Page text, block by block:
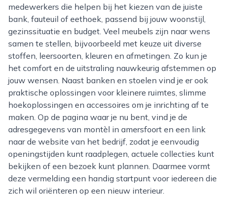
medewerkers die helpen bij het kiezen van de juiste
bank, fauteuil of eethoek, passend bij jouw woonstijl,
gezinssituatie en budget. Veel meubels zijn naar wens
samen te stellen, bijvoorbeeld met keuze uit diverse
stoffen, leersoorten, kleuren en afmetingen. Zo kun je
het comfort en de uitstraling nauwkeurig afstemmen op
jouw wensen. Naast banken en stoelen vind je er ook
praktische oplossingen voor kleinere ruimtes, slimme
hoekoplossingen en accessoires om je inrichting af te
maken. Op de pagina waar je nu bent, vind je de
adresgegevens van montèl in amersfoort en een link
naar de website van het bedrijf, zodat je eenvoudig
openingstijden kunt raadplegen, actuele collecties kunt
bekijken of een bezoek kunt plannen. Daarmee vormt
deze vermelding een handig startpunt voor iedereen die
zich wil oriënteren op een nieuw interieur.